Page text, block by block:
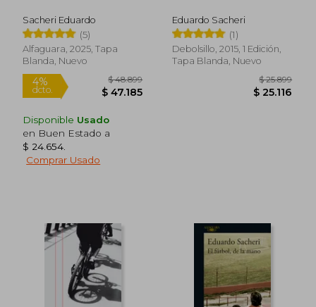
Sacheri Eduardo
(5)
Alfaguara, 2025, Tapa
Blanda, Nuevo
$ 47.185
Rápido
Disponible Usado
en Buen Estado a
$ 24.654
Comprar Usado
Eduardo Sacheri
(1)
Debolsillo, 2015, 1 Edición,
Tapa Blanda, Nuevo